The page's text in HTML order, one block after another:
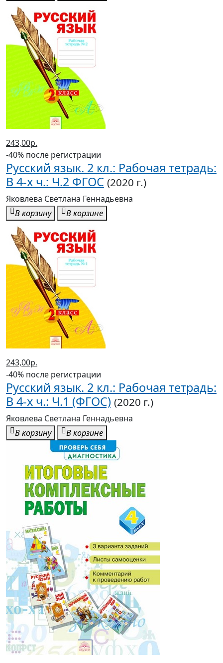
243,00р.
-40% после регистрации
Русский язык. 2 кл.: Рабочая тетрадь:
В 4-х ч.: Ч.2 ФГОС (2020 г.)
Яковлева Светлана Геннадьевна
В корзину
В корзине
243,00р.
-40% после регистрации
Русский язык. 2 кл.: Рабочая тетрадь:
В 4-х ч.: Ч.1 (ФГОС) (2020 г.)
Яковлева Светлана Геннадьевна
В корзину
В корзине